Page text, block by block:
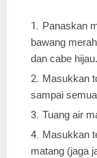
Panaskan
bawang
dan cabe
Masukkan
sampai
Tuang air
Masukkan
matang (jaga